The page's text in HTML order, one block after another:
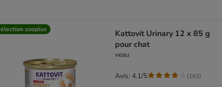
zooplus
Kattovit Urinary 12 x 85 g
pour chat
veau
Avis: 4.1/5 (161)